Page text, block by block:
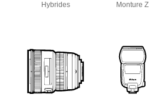
Hybrides Monture Z